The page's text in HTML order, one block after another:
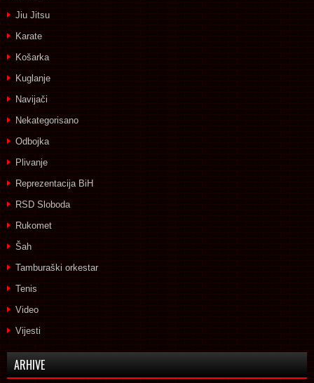
Jiu Jitsu
Karate
Košarka
Kuglanje
Navijači
Nekategorisano
Odbojka
Plivanje
Reprezentacija BiH
RSD Sloboda
Rukomet
Šah
Tamburaški orkestar
Tenis
Video
Vijesti
ARHIVE